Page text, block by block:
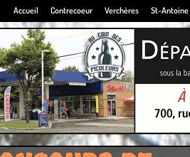
Accueil Contrecoeur Verchères St-Antoine